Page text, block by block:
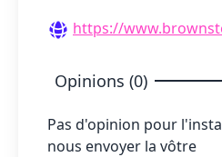
https://
Opinions (0)
Pas d'opinion pour
nous envoyer la vôtre